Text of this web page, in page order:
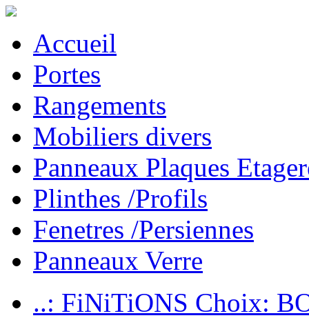
Accueil
Portes
Rangements
Mobiliers divers
Panneaux Plaques
Plinthes /Profils
Fenetres /Persiennes
Panneaux Verre
..: FiNiTiONS Choix: